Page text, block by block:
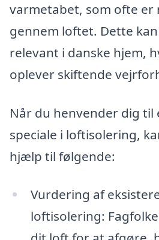
varmetabet, som ofte er
gennem loftet. Dette
relevant i danske hjem,
oplever skiftende
Når du henvender dig til
speciale i loftisolering,
hjælp til følgende:
Vurdering af
loftisolering: